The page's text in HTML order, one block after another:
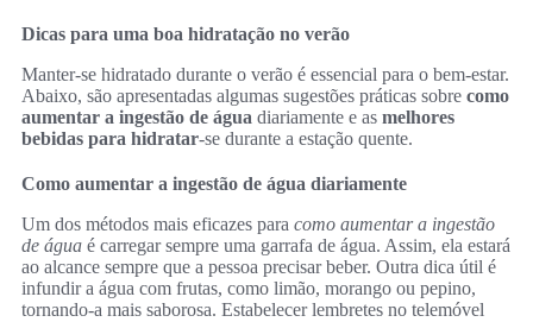
Dicas para uma boa hidratação no verão
Manter-se hidratado durante o verão é essencial para o bem-estar.
Abaixo, são apresentadas algumas sugestões práticas sobre como
aumentar a ingestão de água diariamente e as melhores
bebidas para hidratar-se durante a estação quente.
Como aumentar a ingestão de água diariamente
Um dos métodos mais eficazes para como aumentar a ingestão
de água é carregar sempre uma garrafa de água. Assim, ela estará
ao alcance sempre que a pessoa precisar beber. Outra dica útil é
infundir a água com frutas, como limão, morango ou pepino,
tornando-a mais saborosa. Estabelecer lembretes no telemóvel